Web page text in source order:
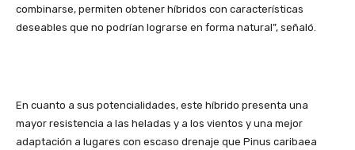
combinarse, permiten obtener híbridos con características
deseables que no podrían lograrse en forma natural”, señaló.
En cuanto a sus potencialidades, este híbrido presenta una
mayor resistencia a las heladas y a los vientos y una mejor
adaptación a lugares con escaso drenaje que Pinus caribaea